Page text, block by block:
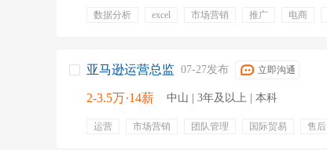
数据分析 excel 市场营销 推广 电商
包住
亚马逊运营总监 07-27发布 立即沟通
2-3.5万·14薪 中山 | 3年及以上 | 本科
运营 市场营销 团队管理 国际贸易 售后